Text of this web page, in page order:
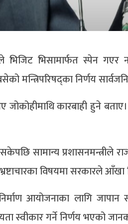
भिजिट भिसामार्फत स्पेन
मन्त्रिपरिषद्का निर्णय
जोकोहीमाथि कारबाही हुने
सामान्य प्रशासनमन्त्रीले
विषयमा सरकारले आँखा
आयोजनाका लागि
स्वीकार गर्ने निर्णय भएको